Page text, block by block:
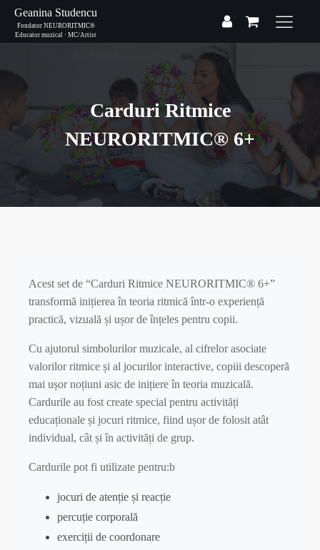
Geanina Studencu
Fondator NEURORITMIC®
Educator muzical · MC/Artist
Carduri Ritmice
NEURORITMIC® 6+
Acest set de “Carduri Ritmice NEURORITMIC® 6+”
transformă inițierea în teoria ritmică într-o experiență
practică, vizuală și ușor de înțeles pentru copii.
Cu ajutorul simbolurilor muzicale, al cifrelor asociate
valorilor ritmice și al jocurilor interactive, copiii descoperă
mai ușor noțiuni asic de inițiere în teoria muzicală.
Cardurile au fost create special pentru activități
educaționale și jocuri ritmice, fiind ușor de folosit atât
individual, cât și în activități de grup.
Cardurile pot fi utilizate pentru:b
jocuri de atenție și reacție
percuție corporală
exerciții de coordonare